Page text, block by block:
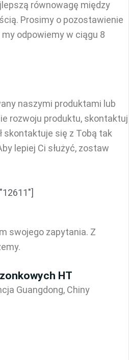
równowagę między
Prosimy o pozostawienie
odpowiemy w ciągu 8
naszymi produktami lub
rozwoju produktu, skontaktuj
skontaktuje się z Tobą tak
lepiej Ci służyć, zostaw
swojego zapytania. Z
HT
Guangdong, Chiny